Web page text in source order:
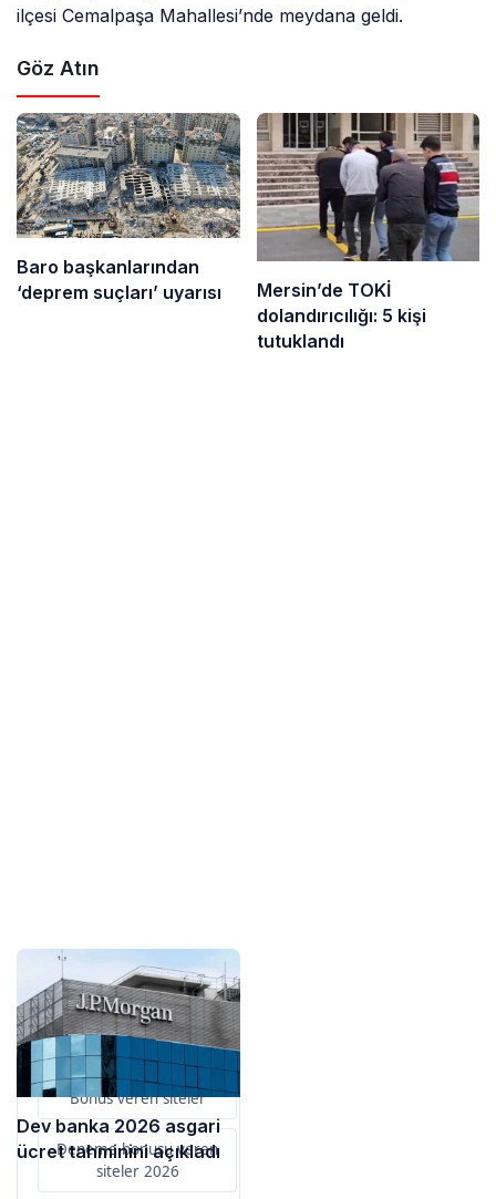
ilçesi Cemalpaşa Mahallesi’nde meydana geldi.
Göz Atın
Baro başkanlarından
‘deprem suçları’ uyarısı
Sponsorlarımız
Bu içerik destekçileri
primebahis resmi giris
Bonus veren siteler
Deneme bonusu veren
siteler 2026
Mersin’de TOKİ
dolandırıcılığı: 5 kişi
tutuklandı
Dev banka 2026 asgari
ücret tahminini açıkladı